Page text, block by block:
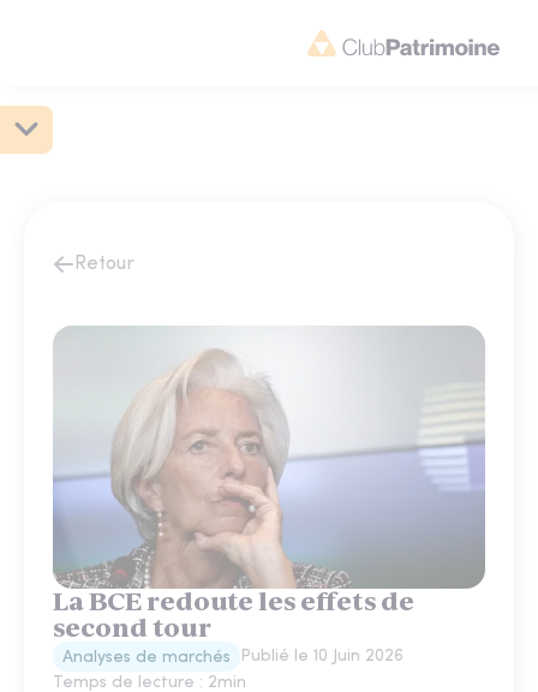
Retour
La BCE redoute les effets de
second tour
Analyses de marchés Publié le 10 Juin 2026
Temps de lecture : 2min